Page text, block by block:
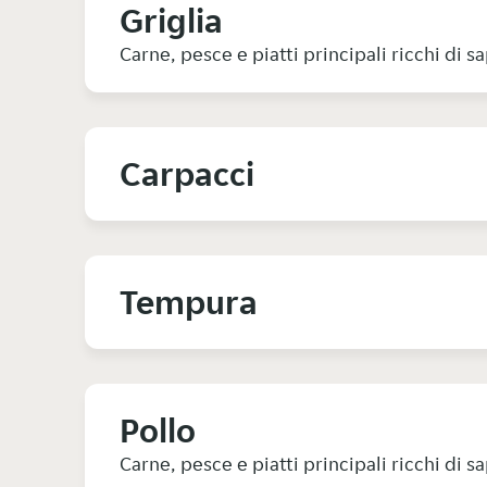
Griglia
Carne, pesce e piatti principali ricchi di
Carpacci
Tempura
Pollo
Carne, pesce e piatti principali ricchi di